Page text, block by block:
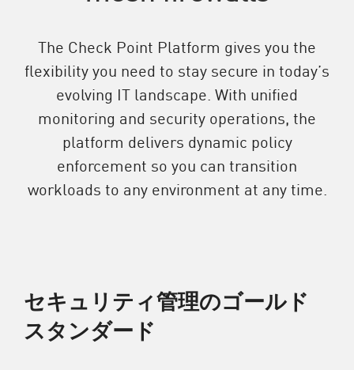
The Check Point Platform gives you the
flexibility you need to stay secure in today’s
evolving IT landscape. With unified
monitoring and security operations, the
platform delivers dynamic policy
enforcement so you can transition
workloads to any environment at any time.
セキュリティ管理のゴールド
スタンダード